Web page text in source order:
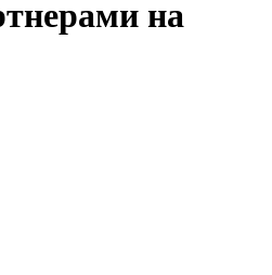
на